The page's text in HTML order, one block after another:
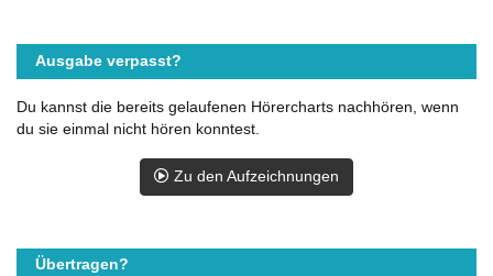
Ausgabe verpasst?
Du kannst die bereits gelaufenen Hörercharts nachhören, wenn
du sie einmal nicht hören konntest.
Zu den Aufzeichnungen
Übertragen?